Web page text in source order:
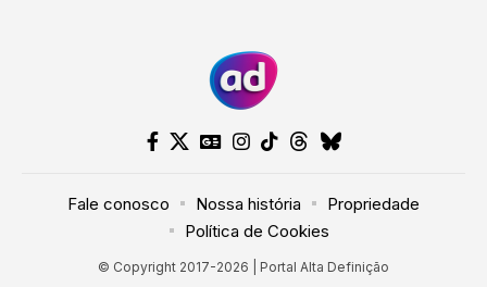
© Copyright 2017-2026 | Portal Alta Definição
Fale conosco Nossa história
Propriedade
Política de Cookies